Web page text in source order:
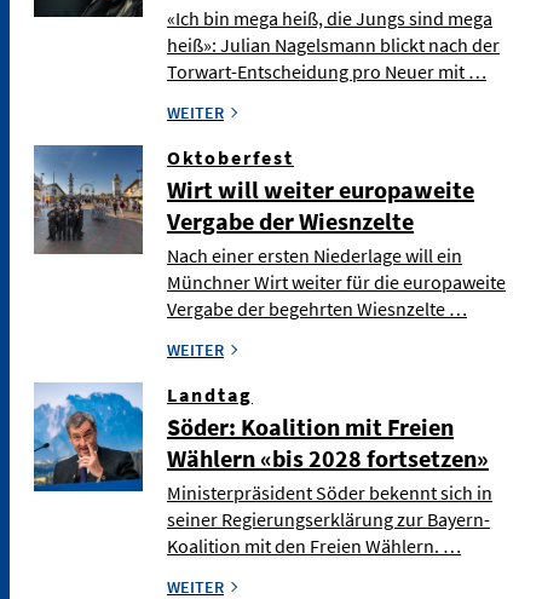
«Ich bin mega heiß, die Jungs sind mega
heiß»: Julian Nagelsmann blickt nach der
Torwart-Entscheidung pro Neuer mit …
WEITER
Oktoberfest
Wirt will weiter europaweite
Vergabe der Wiesnzelte
Nach einer ersten Niederlage will ein
Münchner Wirt weiter für die europaweite
Vergabe der begehrten Wiesnzelte …
WEITER
Landtag
Söder: Koalition mit Freien
Wählern «bis 2028 fortsetzen»
Ministerpräsident Söder bekennt sich in
seiner Regierungserklärung zur Bayern-
Koalition mit den Freien Wählern. …
WEITER